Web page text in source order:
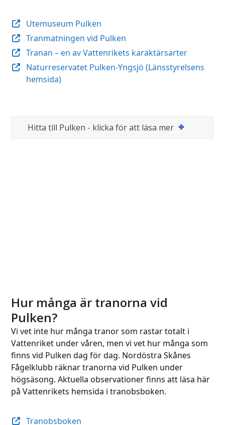
Utemuseum Pulken
Tranmatningen vid Pulken
Tranan – en av Vattenrikets karaktärsarter
Naturreservatet Pulken-Yngsjö (Länsstyrelsens
hemsida)
Hitta till Pulken - klicka för att läsa mer
Hur många är tranorna vid
Pulken?
Vi vet inte hur många tranor som rastar totalt i
Vattenriket under våren, men vi vet hur många som
finns vid Pulken dag för dag. Nordöstra Skånes
Fågelklubb räknar tranorna vid Pulken under
högsäsong. Aktuella observationer finns att läsa här
på Vattenrikets hemsida i tranobsboken.
Tranobsboken